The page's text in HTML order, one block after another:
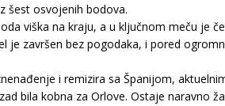
šest osvojenih bodova.
viška na kraju, a u ključnom meču je
je završen bez pogodaka, i pored
i remizira sa Španijom,
bila kobna za Orlove. Ostaje naravno